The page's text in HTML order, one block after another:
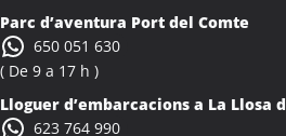
Colònies Escolars Albons
Activitats Teambuilding Empreses
Colònies Escolars Alcalà de Xivert
Parc d’aventura Port del Comte
650 051 630
( De 9 a 17 h )
Lloguer d’embarcacions a La Llosa
623 764 990